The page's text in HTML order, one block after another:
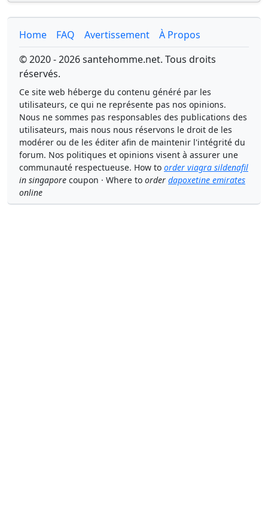
Home FAQ Avertissement
À Propos
© 2020 - 2026 santehomme.net. Tous droits
réservés.
Ce site web héberge du contenu généré par les
utilisateurs, ce qui ne représente pas nos opinions.
Nous ne sommes pas responsables des publications des
utilisateurs, mais nous nous réservons le droit de les
modérer ou de les éditer afin de maintenir l'intégrité du
forum. Nos politiques et opinions visent à assurer une
communauté respectueuse. How to order viagra sildenafil
in singapore coupon · Where to order dapoxetine emirates
online